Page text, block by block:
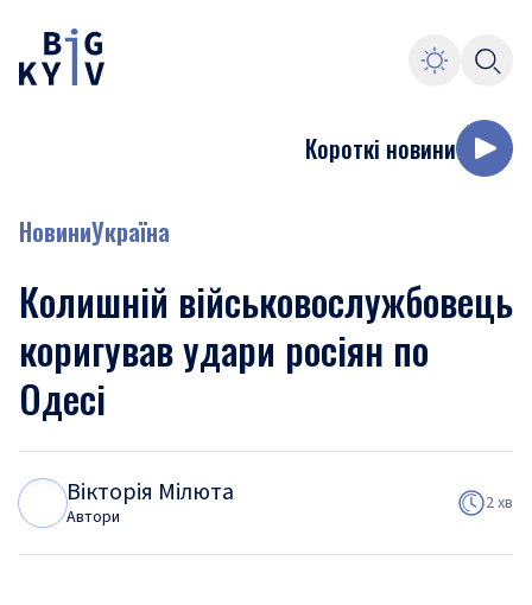
Короткі новини
НовиниУкраїна
Колишній військовослужбовець
коригував удари росіян по
Одесі
Вікторія Мілюта
Автори
2 хв